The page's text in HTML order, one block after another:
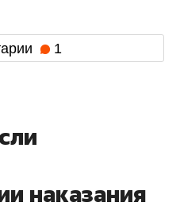
1
наказания